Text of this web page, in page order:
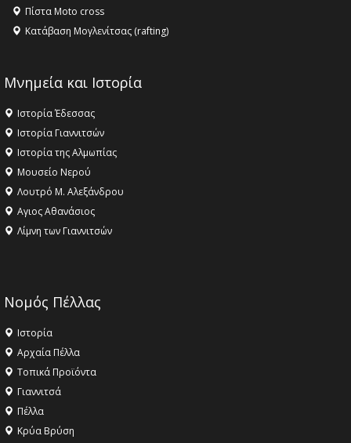
Πίστα Moto cross
Κατάβαση Μογλενίτσας (rafting)
Μνημεία και Ιστορία
Ιστορία Έδεσσας
Ιστορία Γιαννιτσών
Ιστορία της Αλμωπίας
Μουσείο Νερού
Λουτρό Μ. Αλεξάνδρου
Αγιος Αθανάσιος
Λίμνη των Γιαννιτσών
Νομός Πέλλας
Ιστορία
Αρχαία Πέλλα
Τοπικά Προϊόντα
Γιαννιτσά
Πέλλα
Κρύα Βρύση